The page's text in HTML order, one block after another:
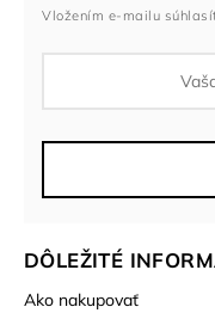
DÔLEŽITÉ
Ako nakupovať
Vložením e-mailu